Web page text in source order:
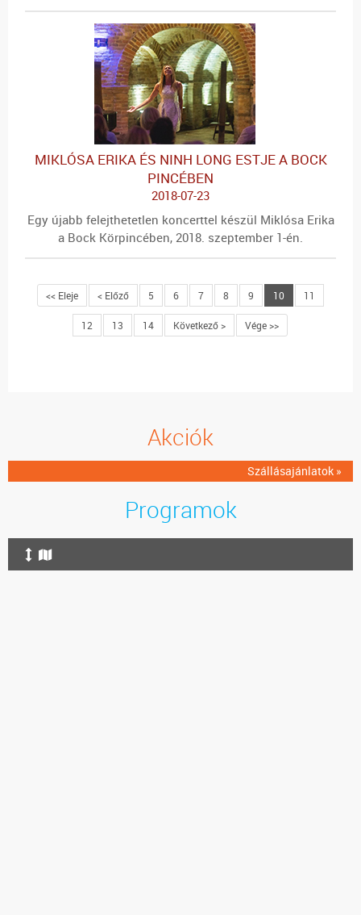
MIKLÓSA ERIKA ÉS NINH LONG ESTJE A BOCK
PINCÉBEN
2018-07-23
Egy újabb felejthetetlen koncerttel készül Miklósa Erika
a Bock Körpincében, 2018. szeptember 1-én.
<< Eleje < Előző 5 6 7 8 9 10 11
12 13 14 Következő > Vége >>
Akciók
Szállásajánlatok »
Programok